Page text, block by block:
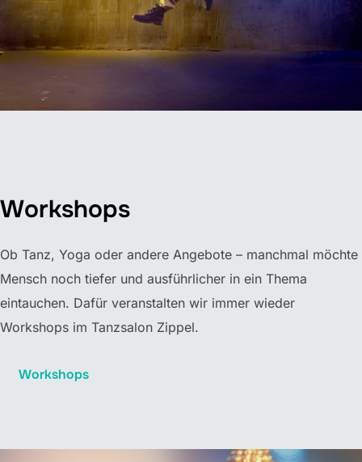
Workshops
Ob Tanz, Yoga oder andere Angebote – manchmal möchte
Mensch noch tiefer und ausführlicher in ein Thema
eintauchen. Dafür veranstalten wir immer wieder
Workshops im Tanzsalon Zippel.
Workshops